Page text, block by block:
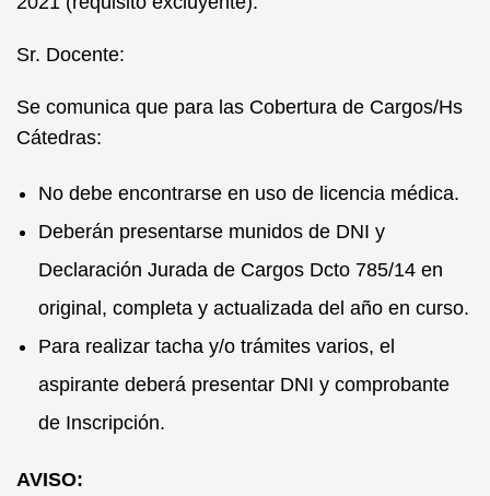
Sr. Docente:
Se comunica que para las Cobertura de Cargos/Hs
Cátedras:
No debe encontrarse en uso de licencia médica.
Deberán presentarse munidos de DNI y
Declaración Jurada de Cargos Dcto 785/14 en
original, completa y actualizada del año en curso.
Para realizar tacha y/o trámites varios, el
aspirante deberá presentar DNI y comprobante
de Inscripción.
AVISO: